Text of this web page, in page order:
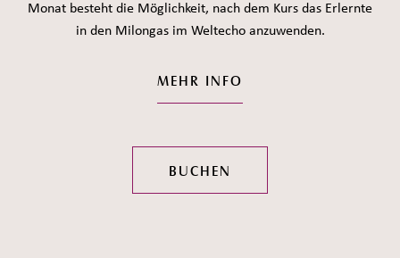
Monat besteht die Möglichkeit, nach dem Kurs das Erlernte
in den Milongas im Weltecho anzuwenden.
MEHR INFO
BUCHEN